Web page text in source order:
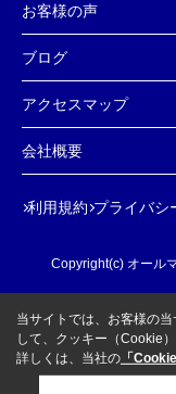
お客様の声
ブログ
アクセスマップ
会社概要
利用規約 プライバシ
Copyright(c) オール
当サイトでは、お客様の
して、クッキー（Cookie
詳しくは、当社の 「